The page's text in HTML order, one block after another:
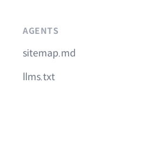
AGENTS
sitemap.md
llms.txt